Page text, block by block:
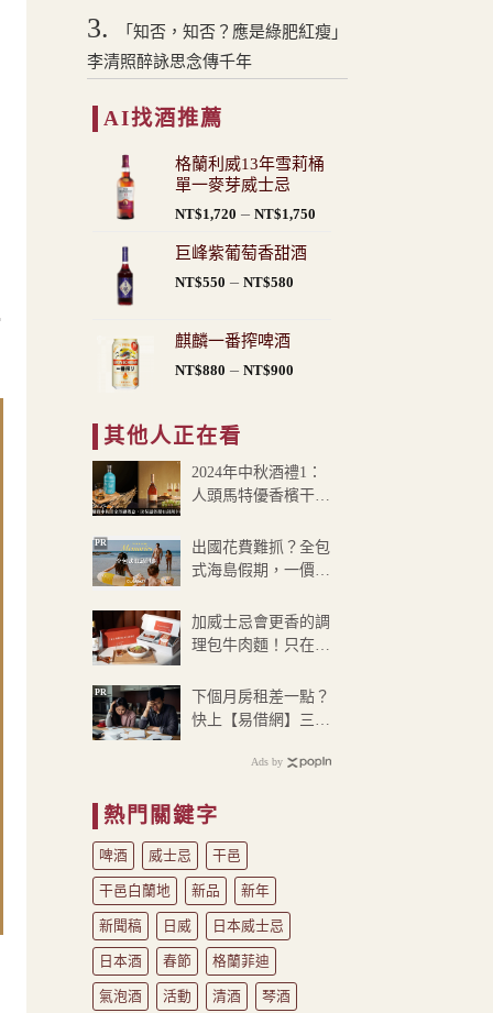
3.
「知否，知否？應是綠肥紅瘦」
李清照醉詠思念傳千年
AI找酒推薦
格蘭利威13年雪莉桶
單一麥芽威士忌
NT$1,720 – NT$1,750價
巨峰紫葡萄香甜酒
NT$550 – NT$580價
NT$550
麒麟一番搾啤酒
NT$880 – NT$900價
NT$880
到
NT$900
其他人正在看
2024年中秋酒禮1：
人頭馬特優香檳干
瓶贈袋禮盒
出國花費難抓？全包
式海島假期，一價搞
省心！
PR
加威士忌會更香的調
理包牛肉麵！只在
下個月房租差一點？
快上【易借網】三分
PR
Ads by
熱門關鍵字
啤酒 威士忌 干邑
干邑白蘭地 新品 新年
新聞稿 日威 日本威士忌
日本酒 春節 格蘭菲迪
氣泡酒 活動 清酒 琴酒